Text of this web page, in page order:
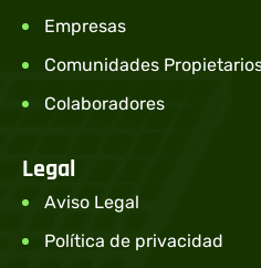
Empresas
Comunidades
Colaboradores
Legal
Aviso Legal
Política de privacidad